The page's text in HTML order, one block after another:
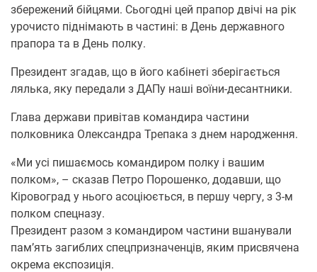
збережений бійцями. Сьогодні цей прапор двічі на рік
урочисто піднімають в частині: в День державного
прапора та в День полку.
Президент згадав, що в його кабінеті зберігається
лялька, яку передали з ДАПу наші воїни-десантники.
Глава держави привітав командира частини
полковника Олександра Трепака з днем народження.
«Ми усі пишаємось командиром полку і вашим
полком», – сказав Петро Порошенко, додавши, що
Кіровоград у нього асоціюється, в першу чергу, з 3-м
полком спецназу.
Президент разом з командиром частини вшанували
пам’ять загиблих спецпризначенців, яким присвячена
окрема експозиція.